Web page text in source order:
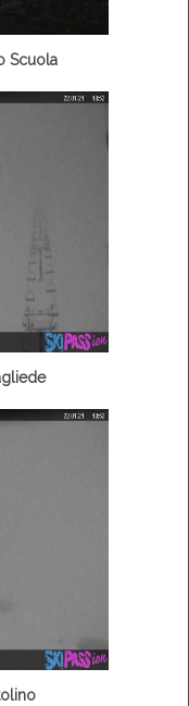
Scuola